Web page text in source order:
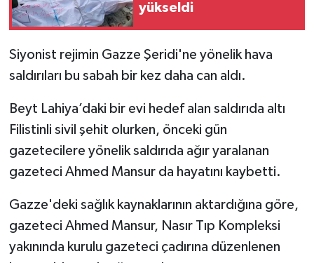
yükseldi
Siyonist rejimin Gazze Şeridi'ne yönelik hava
saldırıları bu sabah bir kez daha can aldı.
Beyt Lahiya’daki bir evi hedef alan saldırıda altı
Filistinli sivil şehit olurken, önceki gün
gazetecilere yönelik saldırıda ağır yaralanan
gazeteci Ahmed Mansur da hayatını kaybetti.
Gazze'deki sağlık kaynaklarının aktardığına göre,
gazeteci Ahmed Mansur, Nasır Tıp Kompleksi
yakınında kurulu gazeteci çadırına düzenlenen